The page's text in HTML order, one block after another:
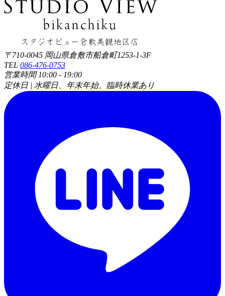
〒710-0045 岡山県倉敷市船倉町1253-1-3F
TEL 086-476-0753
営業時間 10:00 - 19:00
定休日 | 水曜日、年末年始、臨時休業あり